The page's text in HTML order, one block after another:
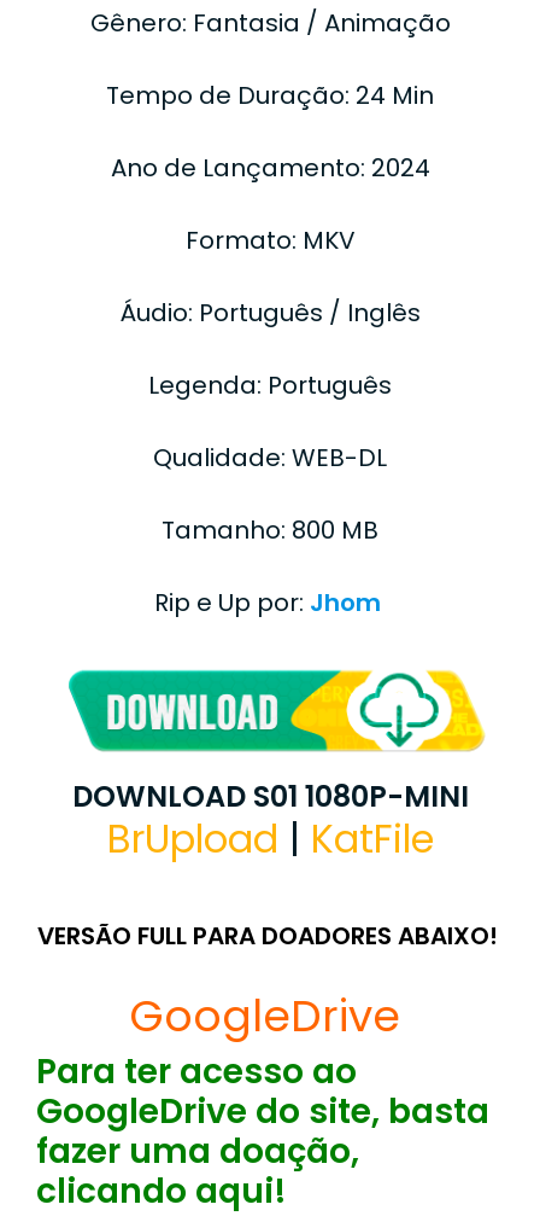
Gênero: Fantasia / Animação
Tempo de Duração: 24 Min
Ano de Lançamento: 2024
Formato: MKV
Áudio: Português / Inglês
Legenda: Português
Qualidade: WEB-DL
Tamanho: 800 MB
Rip e Up por: Jhom
DOWNLOAD S01 1080P-MINI
BrUpload | KatFile
VERSÃO FULL PARA DOADORES ABAIXO!
GoogleDrive
Para ter acesso ao
GoogleDrive do site, basta
fazer uma doação,
clicando aqui!